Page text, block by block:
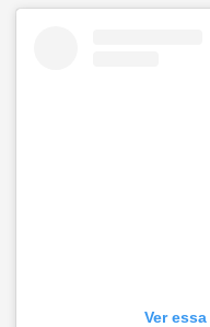
Ver